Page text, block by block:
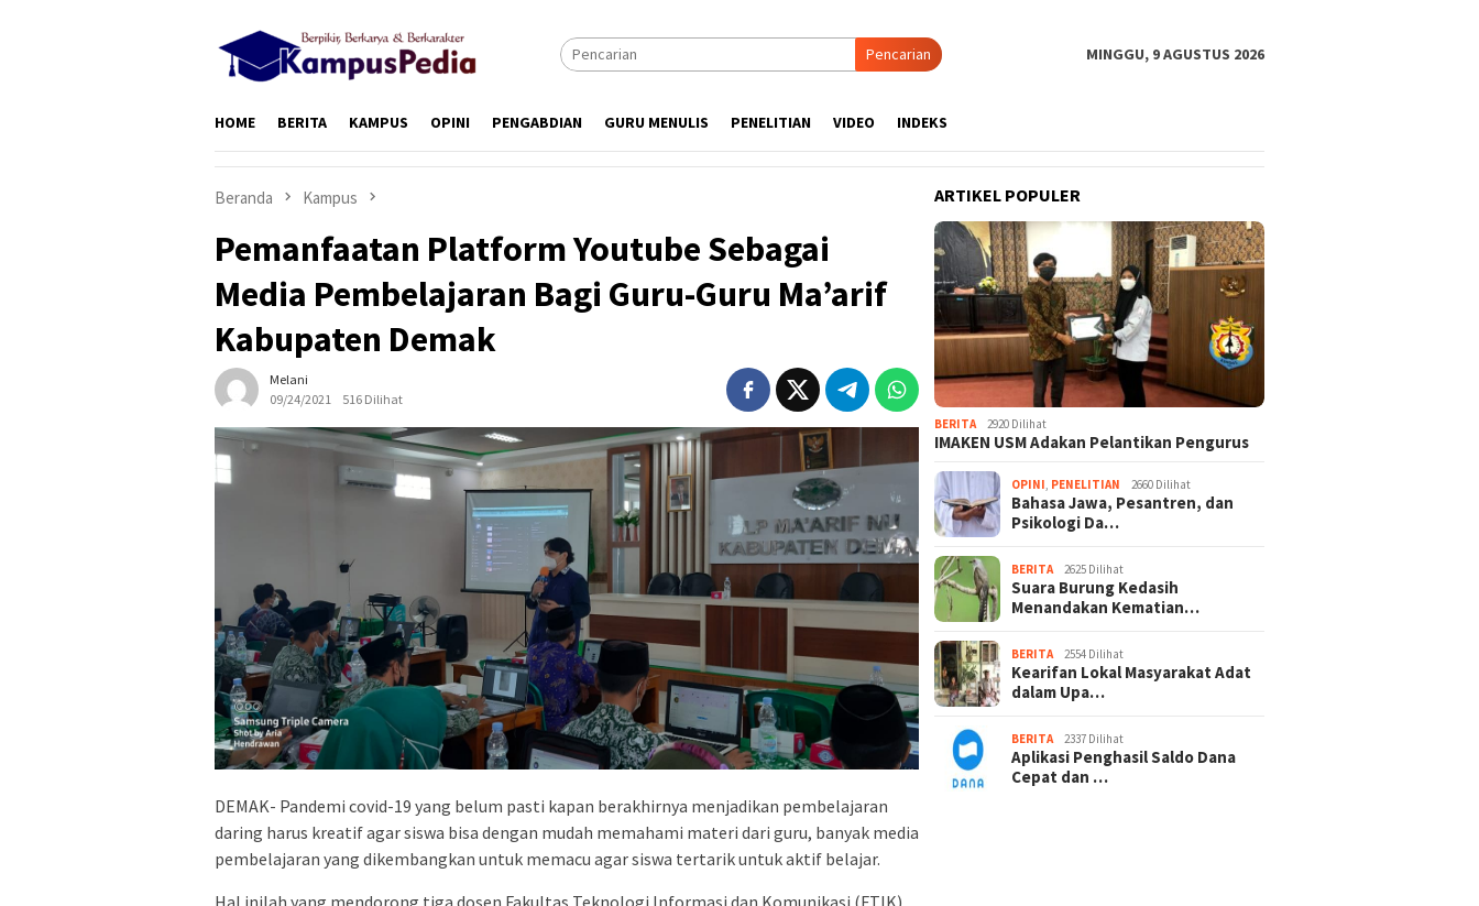
Pencarian MINGGU, 9 AGUSTUS 2026
HOME BERITA KAMPUS OPINI PENGABDIAN GURU MENULIS PENELITIAN VIDEO INDEKS
Beranda Kampus
Pemanfaatan Platform Youtube Sebagai
Media Pembelajaran Bagi Guru-Guru Ma’arif
Kabupaten Demak
Melani
09/24/2021
516 Dilihat
DEMAK- Pandemi covid-19 yang belum pasti kapan berakhirnya menjadikan pembelajaran
daring harus kreatif agar siswa bisa dengan mudah memahami materi dari guru, banyak media
pembelajaran yang dikembangkan untuk memacu agar siswa tertarik untuk aktif belajar.
ARTIKEL POPULER
BERITA 2920 Dilihat
IMAKEN USM Adakan Pelantikan Pengurus
OPINI PENELITIAN 2660 Dilihat
Bahasa Jawa, Pesantren, dan
Psikologi Da…
BERITA 2625 Dilihat
Suara Burung Kedasih
Menandakan Kematian…
BERITA 2554 Dilihat
Kearifan Lokal Masyarakat Adat
dalam Upa…
BERITA 2337 Dilihat
Aplikasi Penghasil Saldo Dana
Cepat dan …